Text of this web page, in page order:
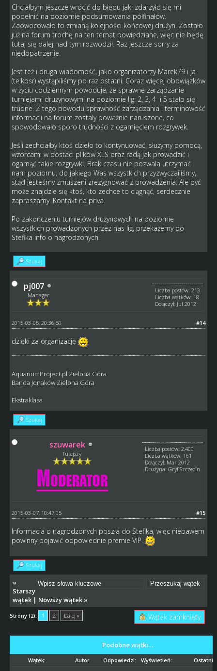
Chciałbym jeszcze wrócić do błędu jaki zdarzyło się mi
popełnić na poziomie podsumowania półfinałów.
Zaowocowało to zmianą kolejności końcowej drużyn. Zostało
już na forum trochę na ten temat powiedziane, więc nie będę
tutaj się dalej nad tym rozwodził. Raz jeszcze sorry za
niedopatrzenie.
Jest też i druga wiadomość, jako organizatorzy Marek79 i ja
(telkosr) wystąpiliśmy po raz ostatni. Coraz więcej obowiązków
w życiu codziennym powoduje, że sprawne zarządzanie
turniejami drużynowymi na poziomie lig: 2, 3, 4 i 5 stało się
trudne. Z tego powodu sprawność zarządzania i terminowość
informacji na forum zostały poważnie naruszone, co
spowodowało sporo trudności z ogarnięciem rozgrywek.
Jeśli zechciałby ktoś dzieło to kontynuować, służymy pomocą,
wzorcami w postaci plików XLS oraz radą jak prowadzić i
ogarnąć takie rozgrywki. Brak czasu nie pozwala utrzymać
nam poziomu, do jakiego Was wszystkich przyzwyczailiśmy,
stąd jesteśmy zmuszeni zrezygnować z prowadzenia. Ale być
może znajdzie się ktoś, kto zechce to ciągnąć, serdecznie
zapraszamy. Kontakt na priva.
Po zakończeniu turniejów drużynowych na poziomie
wszystkich prowadzonych przez nas lig, przekażemy do
Stefika info o nagrodzonych.
Szukaj
pj007
Manager
Liczba postów: 213
Liczba wątków: 18
Dołączył: Jul 2012
#14
2015-03-05, 20:36:50
dzięki za organizację
AquariumProject.pl Zielona Góra
Banda Jonaków Zielona Góra
Ekstraklasa
Szukaj
szuwarek
Tutejszy
Liczba postów: 2,400
Liczba wątków: 161
Dołączył: Mar 2012
Drużyna: Gryf Szczecin
#15
2015-03-07, 10:47:05
Informacja o nagrodzonych poszła do Stefika, więc niebawem
powinny pojawić odpowiednie premie VIP.
Szukaj
«
Starszy
wątek| Nowszy wątek»
Strony (2): 1 2 Dalej » Wątek zamknięty
Podobne wątki…
Wątek: Autor Odpowiedzi: Wyświetleń: Ostatni